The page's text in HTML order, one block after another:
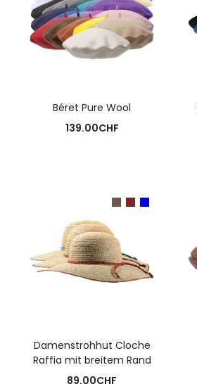
Béret Pure Wool
139.00CHF
Damenstrohhut Cloche
Raffia mit breitem Rand
89.00CHF